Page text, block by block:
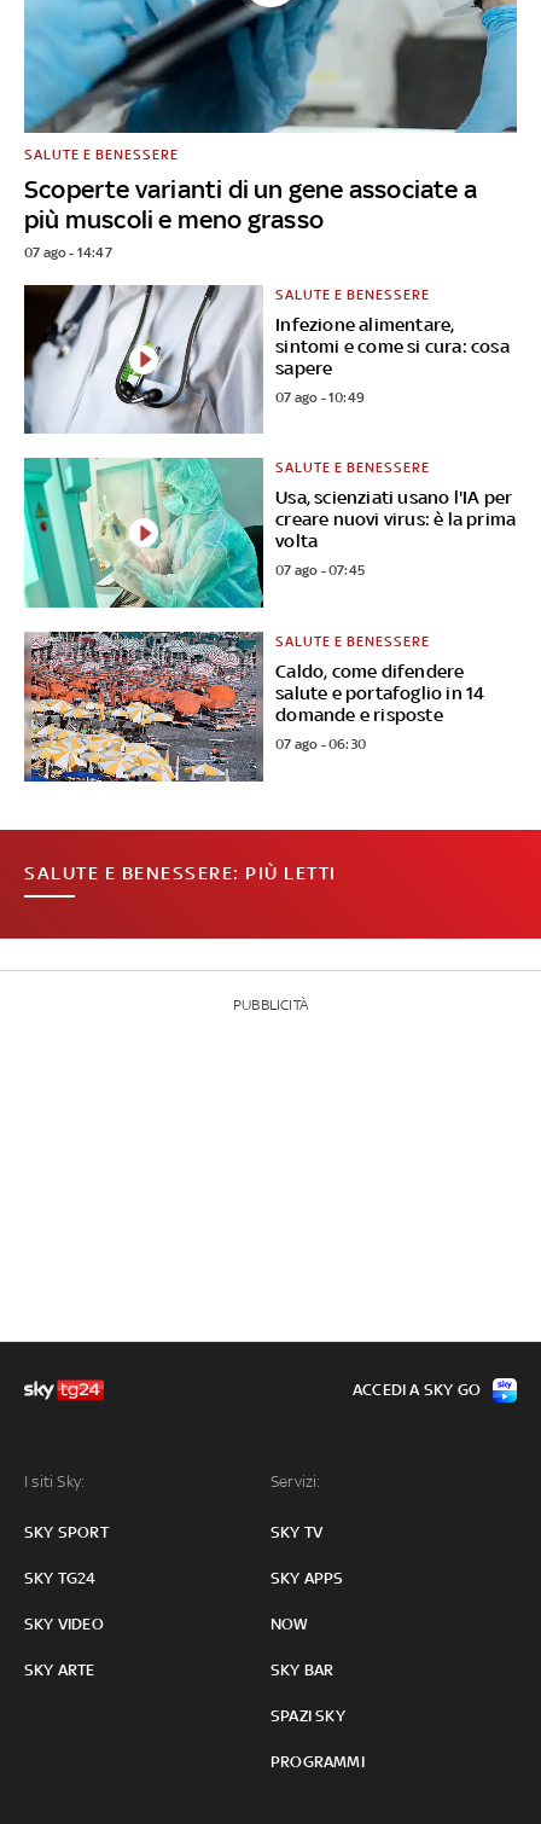
Scoperte varianti di un gene associate a
più muscoli e meno grasso
SALUTE E BENESSERE
07 ago - 14:47
Infezione alimentare,
sintomi e come si cura: cosa
sapere
SALUTE E BENESSERE
07 ago - 10:49
Usa, scienziati usano l'IA per
creare nuovi virus: è la prima
volta
SALUTE E BENESSERE
07 ago - 07:45
Caldo, come difendere
salute e portafoglio in 14
domande e risposte
SALUTE E BENESSERE
07 ago - 06:30
SALUTE E BENESSERE: PIÙ LETTI
PUBBLICITÀ
I siti Sky:
SKY SPORT
SKY TG24
SKY VIDEO
SKY ARTE
Servizi:
SKY TV
SKY APPS
NOW
SKY BAR
SPAZI SKY
PROGRAMMI
ACCEDI A SKY GO